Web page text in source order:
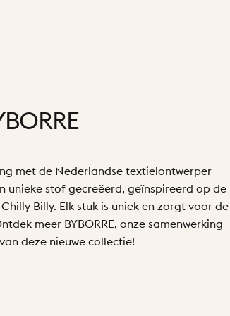
met de Nederlandse textielontwerper
unieke stof gecreëerd, geïnspireerd op de
Billy. Elk stuk is uniek en zorgt voor de
meer BYBORRE, onze samenwerking
deze nieuwe collectie!